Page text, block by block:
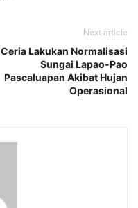
Next article
Ceria Lakukan Normalisasi
Sungai Lapao-Pao
Pascaluapan Akibat Hujan
Operasional